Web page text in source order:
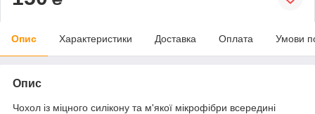
Опис Характеристики Доставка Оплата Умови
Опис
Чохол із міцного силікону та м'якої мікрофібри всередині